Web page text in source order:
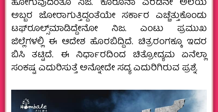
ಅಬ್ಬರ ಜೋರಾಗುತ್ತಿದ್ದಂತೆಯೇ ಸರ್ಕಾರ ಎಚ್ಚೆತ್ತುಕೊಂಡು
ಟಫ್‌ರೂಲ್ಸ್‌ಮಾಡಿದ್ದೇನೋ ನಿಜ. ಎಂಟು ಪ್ರಮುಖ
ಜಿಲ್ಲೆಗಳಲ್ಲಿ ಈ ಆದೇಶ ಹೊರಬಿದ್ದಿದೆ. ಚಿತ್ರರಂಗಕ್ಕೂ ಇದರ
ಬಿಸಿ ತಟ್ಟಿದೆ. ಈ ನಿರ್ಧಾರದಿಂದ ಚಿತ್ರೋದ್ಯಮ ಏನೆಲ್ಲಾ
ಸಂಕಷ್ಟ ಎದುರಿಸುತ್ತೆ ಅನ್ನೋದೇ ಸದ್ಯ ಎದುರಿಗಿರುವ ಪ್ರಶ್ನೆ.